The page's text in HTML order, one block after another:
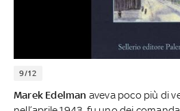
9/12
Marek Edelman aveva poco più di